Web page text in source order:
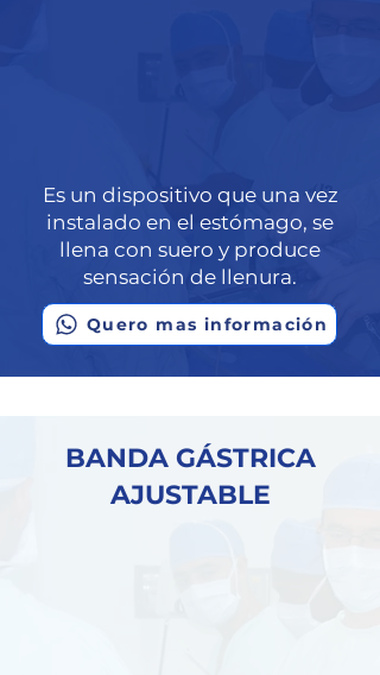
Es un dispositivo que una vez
instalado en el estómago, se
llena con suero y produce
sensación de llenura.
Quero mas información
BANDA GÁSTRICA
AJUSTABLE